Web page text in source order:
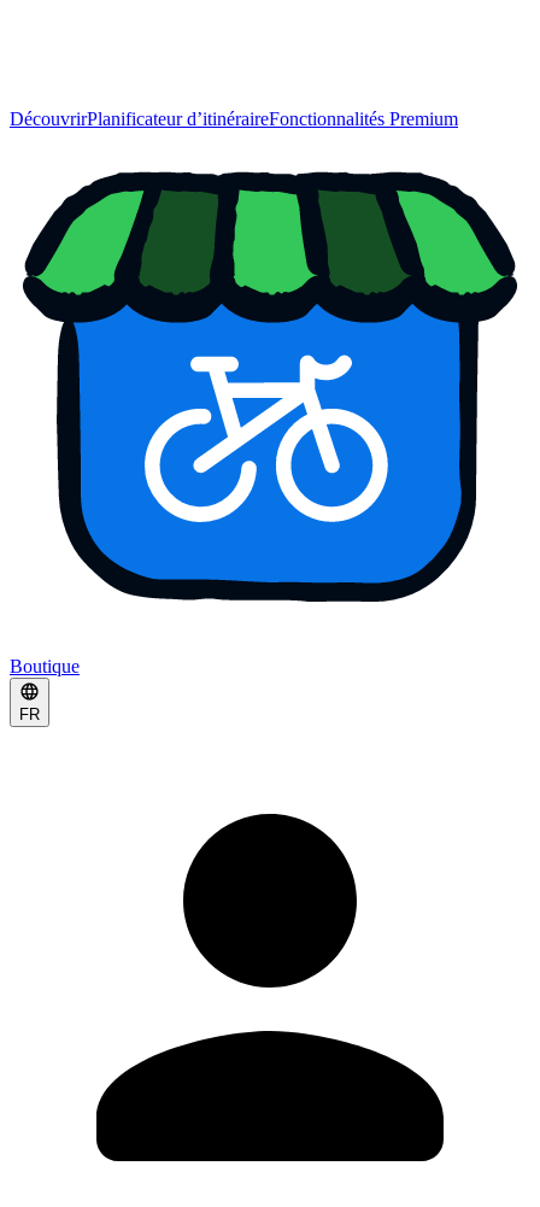
DécouvrirPlanificateur d’itinéraireFonctionnalités Premium
Boutique
FR